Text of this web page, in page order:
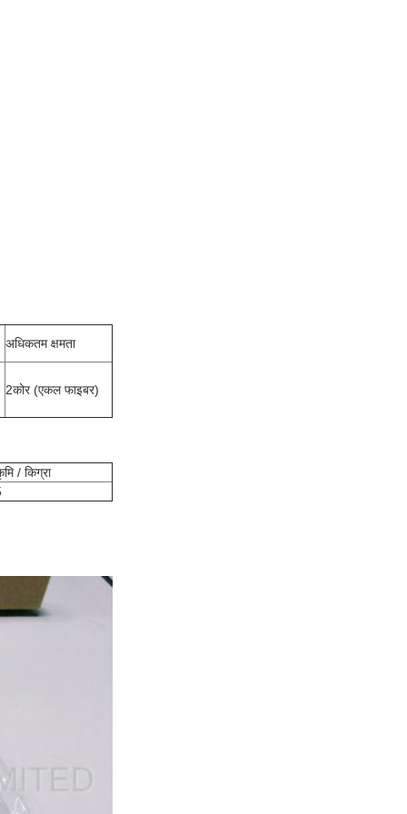
अधिकतम क्षमता
2कोर (एकल फाइबर)
/ किग्रा